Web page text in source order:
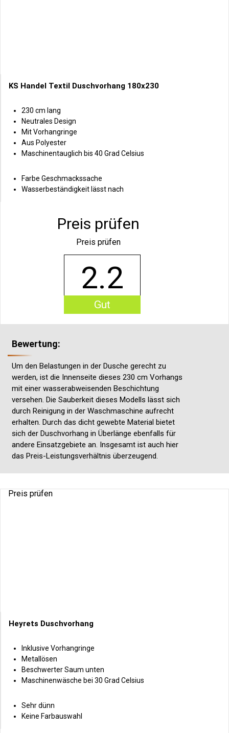
KS Handel Textil Duschvorhang 180x230
230 cm lang
Neutrales Design
Mit Vorhangringe
Aus Polyester
Maschinentauglich bis 40 Grad Celsius
Farbe Geschmackssache
Wasserbeständigkeit lässt nach
Preis prüfen
Preis prüfen
2.2
Gut
Bewertung:
Um den Belastungen in der Dusche gerecht zu
werden, ist die Innenseite dieses 230 cm Vorhangs
mit einer wasserabweisenden Beschichtung
versehen. Die Sauberkeit dieses Modells lässt sich
durch Reinigung in der Waschmaschine aufrecht
erhalten. Durch das dicht gewebte Material bietet
sich der Duschvorhang in Überlänge ebenfalls für
andere Einsatzgebiete an. Insgesamt ist auch hier
das Preis-Leistungsverhältnis überzeugend.
Preis prüfen
Heyrets Duschvorhang
Inklusive Vorhangringe
Metallösen
Beschwerter Saum unten
Maschinenwäsche bei 30 Grad Celsius
Sehr dünn
Keine Farbauswahl